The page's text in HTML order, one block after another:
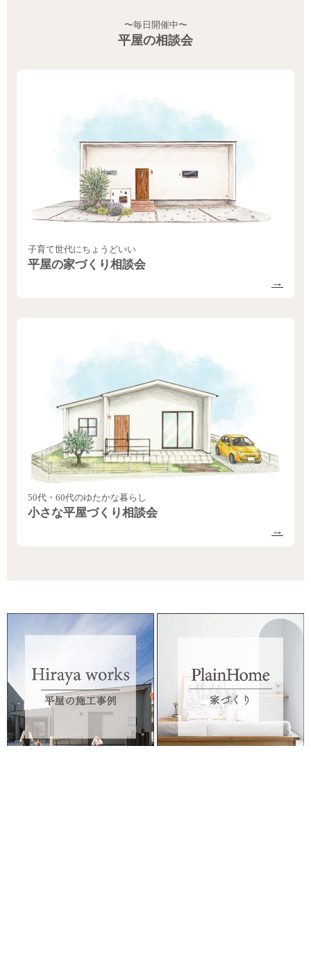
〜毎日開催中〜
平屋の相談会
子育て世代にちょうどいい
平屋の家づくり相談会
→
50代・60代のゆたかな暮らし
小さな平屋づくり相談会
→